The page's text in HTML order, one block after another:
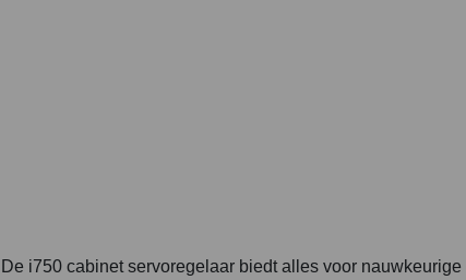
De i750 cabinet servoregelaar biedt alles voor